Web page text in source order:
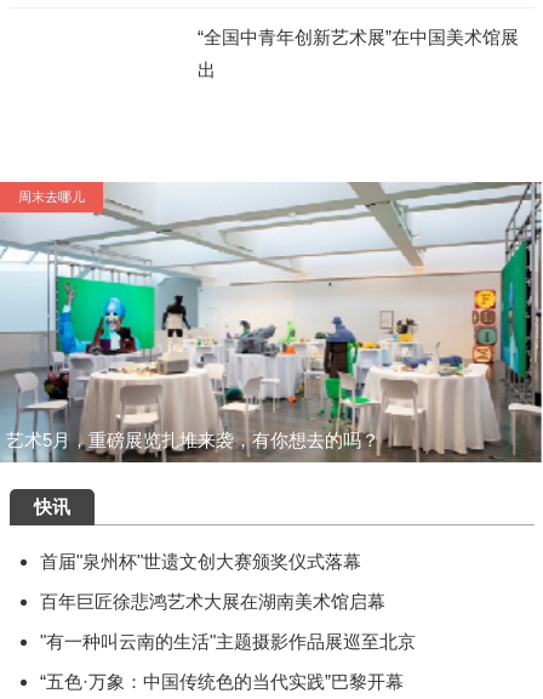
“全国中青年创新艺术展”在中国美术馆展
艺术5月，重磅展览扎堆来袭，有你想去的吗？
周末去哪儿
快讯